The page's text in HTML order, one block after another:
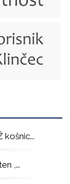
košnic...
,...